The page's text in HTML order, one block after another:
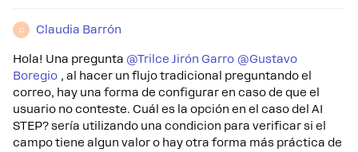
C Claudia Barrón
Hola! Una pregunta ​ @Trilce Jirón Garro @Gustavo
Boregio , al hacer un flujo tradicional preguntando el
correo, hay una forma de configurar en caso de que el
usuario no conteste. Cuál es la opción en el caso del AI
STEP? sería utilizando una condicion para verificar si el
campo tiene algun valor o hay otra forma más práctica de